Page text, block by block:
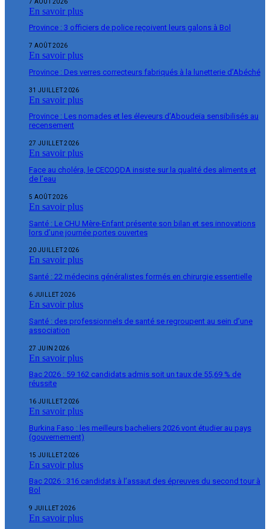
En savoir plus
Province : 3 officiers de police reçoivent leurs galons à Bol
7 AOÛT 2026
En savoir plus
Province : Des verres correcteurs fabriqués à la lunetterie d’Abéché
31 JUILLET 2026
En savoir plus
Province : Les nomades et les éleveurs d’Aboudeïa sensibilisés au
recensement
27 JUILLET 2026
En savoir plus
Face au choléra, le CECOQDA insiste sur la qualité des aliments et
de l’eau
5 AOÛT 2026
En savoir plus
Santé : Le CHU Mère-Enfant présente son bilan et ses innovations
lors d’une journée portes ouvertes
20 JUILLET 2026
En savoir plus
Santé : 22 médecins généralistes formés en chirurgie essentielle
6 JUILLET 2026
En savoir plus
Santé : des professionnels de santé se regroupent au sein d’une
association
27 JUIN 2026
En savoir plus
Bac 2026 : 59 162 candidats admis soit un taux de 55,69 % de
réussite
16 JUILLET 2026
En savoir plus
Burkina Faso : les meilleurs bacheliers 2026 vont étudier au pays
(gouvernement)
15 JUILLET 2026
En savoir plus
Bac 2026 : 316 candidats à l’assaut des épreuves du second tour à
Bol
9 JUILLET 2026
En savoir plus